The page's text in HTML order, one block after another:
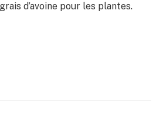
d’avoine pour les plantes.